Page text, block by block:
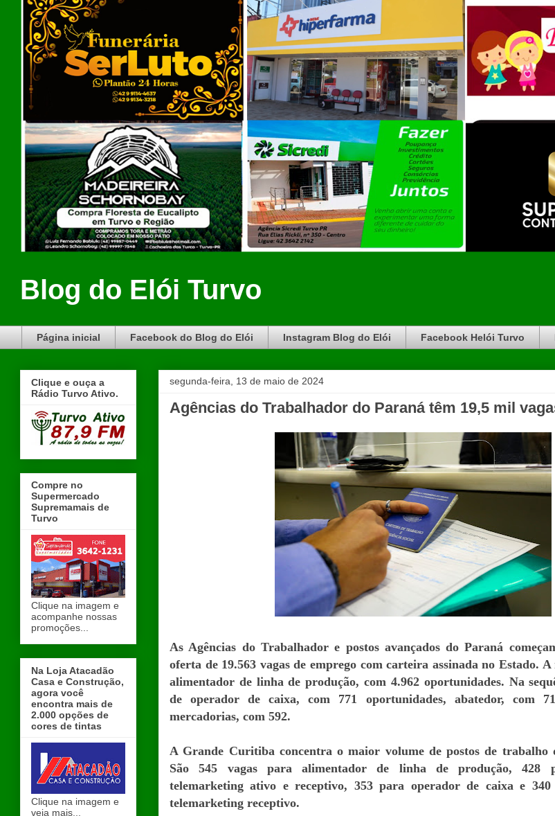
Blog do Elói Turvo
Página inicial Facebook do Blog do Elói Instagram Blog do Elói Facebook Helói Turvo
segunda-feira, 13 de maio de 2024
Agências do Trabalhador do Paraná têm 19,5 mil
As Agências do Trabalhador e postos avançados do Paraná
oferta de 19.563 vagas de emprego com carteira assinada no Estado.
alimentador de linha de produção, com 4.962 oportunidades. Na
de operador de caixa, com 771 oportunidades, abatedor, com
mercadorias, com 592.
A Grande Curitiba concentra o maior volume de postos de trabalho
São 545 vagas para alimentador de linha de produção, 428
telemarketing ativo e receptivo, 353 para operador de caixa e
telemarketing receptivo.
Clique e ouça a
Rádio Turvo Ativo.
Compre no
Supermercado
Supremamais de
Turvo
Clique na imagem e
acompanhe nossas
promoções...
Na Loja Atacadão
Casa e Construção,
agora você
encontra mais de
2.000 opções de
cores de tintas
Clique na imagem e
veja mais...